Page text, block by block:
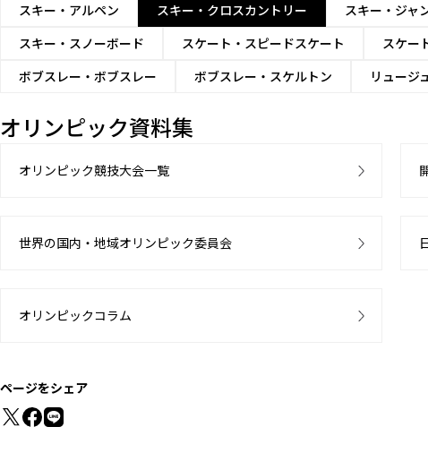
スキー・アルペン スキー・クロスカントリー スキー・ジャ
スキー・スノーボード
スケート・スピードスケート スケー
ボブスレー・ボブスレー
ボブスレー・スケルトン リュージ
オリンピック資料集
オリンピック競技大会一覧
世界の国内・地域オリンピック委員会
オリンピックコラム
ページをシェア